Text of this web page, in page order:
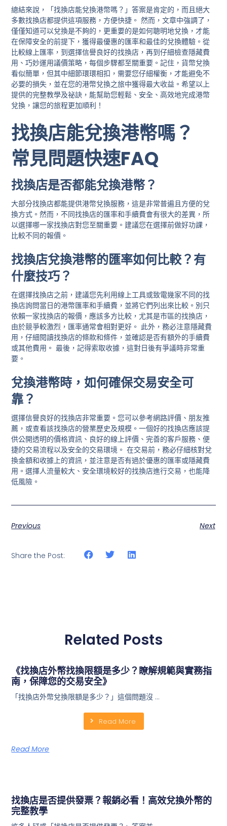
總結來說，「找換店能兌換港幣嗎？」答案是肯定的，而且絕大
多數找換店都提供這項服務，方便快捷。 然而，文章中強調了，
僅僅知道可以兌換是不夠的，更重要的是如何聰明地兌換，才能
在保障安全的前提下，獲得最優惠的匯率和最佳的兌換體驗。從
比較線上匯率，到選擇信譽良好的找換店，再到仔細檢查隱藏費
用、巧妙運用議價策略，每個步驟都至關重要。記住，貨幣兌換
看似簡單，但其中細節環環相扣，需要您仔細權衡，才能避免不
必要的損失，並在您的港幣兌換之旅中獲得最大收益。希望以上
提供的完整教學及祕訣，能幫助您輕鬆、安全、高效地完成港幣
兌換，讓您的旅程更加順利！
找換店能兌換港幣嗎？
常見問題快速FAQ
找換店是否都能兌換港幣？
大部分找換店都能提供港幣兌換服務，這是非常普遍且方便的兌
換方式。然而，不同找換店的匯率和手續費會有很大的差異，所
以選擇哪一家找換店對您至關重要。建議您在選擇前做好功課，
比較不同的報價。
找換店兌換港幣的匯率如何比較？有
什麼技巧？
在選擇找換店之前，建議您先利用線上工具或致電幾家不同的找
換店詢問當日的港幣匯率和手續費，並將它們列出來比較。別只
依賴一家找換店的報價，應該多方比較，尤其是市區的找換店，
由於競爭較激烈，匯率通常會相對更好。 此外，務必注意隱藏費
用，仔細閱讀找換店的條款和條件，並確認是否有額外的手續費
或其他費用。 最後，記得索取收據，這對日後有爭議時非常重
要。
兌換港幣時，如何確保交易安全可
靠？
選擇信譽良好的找換店非常重要。您可以參考網路評價、朋友推
薦，或查看該找換店的營業歷史及規模。一個好的找換店應該提
供公開透明的價格資訊、良好的線上評價、完善的客戶服務、便
捷的交易流程以及安全的交易環境。 在交易前，務必仔細核對兌
換金額和收據上的資訊，並注意是否有過於優惠的匯率或隱藏費
用。選擇人流量較大、安全環境較好的找換店進行交易，也能降
低風險。
Previous Next
Share the Post:
Related Posts
《找換店外幣找換限額是多少？瞭解規範與實務指
南，保障您的交易安全》
「找換店外幣兌換限額是多少？」這個問題沒 …
Read More
Read More
找換店是否提供發票？報銷必看！高效兌換外幣的
完整教學